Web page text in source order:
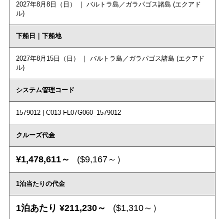
2027年8月8日（日） ｜ バルトラ島／ガラパゴス諸島 (エクアド
ル)
下船日｜下船地
2027年8月15日（日） ｜ バルトラ島／ガラパゴス諸島 (エクアド
ル)
システム管理コード
1579012 | C013-FL07G060_1579012
クルーズ代金
¥1,478,611～ ($9,167～）
1泊当たりの代金
1泊あたり ¥211,230～ ($1,310～）